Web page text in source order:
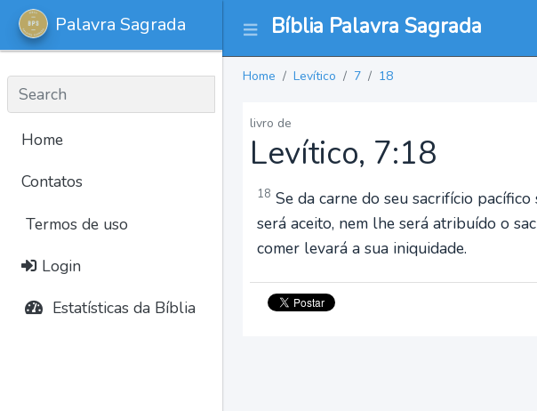
Bíblia Palavra Sagrada
Palavra Sagrada
Home
Contatos
Termos de uso
Login
Estatísticas da Bíblia
Home Levítico 7 18
livro de
Levítico, 7:18
18 Se da carne do seu sacrifício
será aceito, nem lhe será atribuído o
comer levará a sua iniquidade.